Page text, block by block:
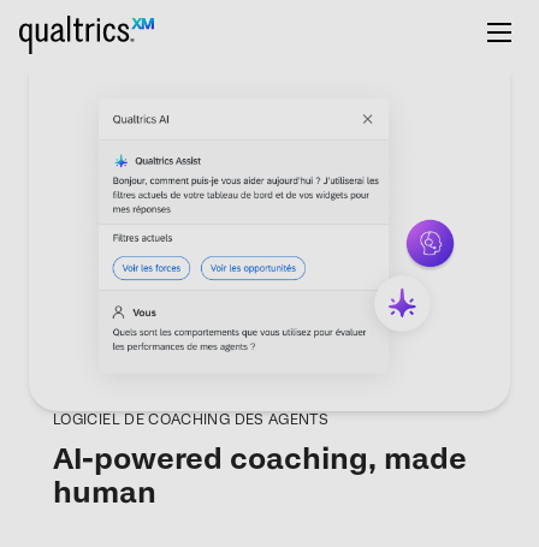
LOGICIEL DE COACHING DES AGENTS
AI-powered coaching, made
human